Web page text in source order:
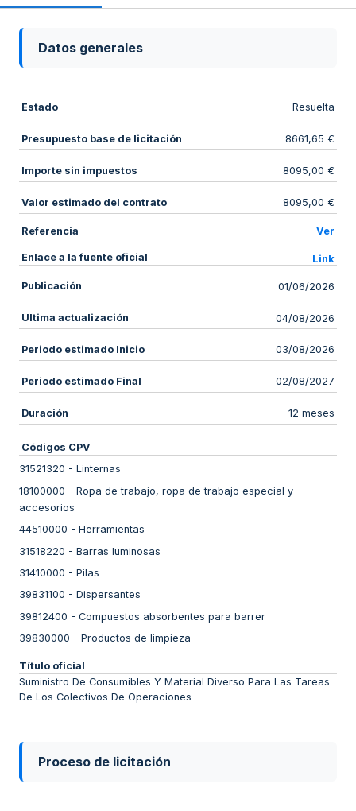
Datos generales
Estado Resuelta
Presupuesto base de licitación 8661,65 €
Importe sin impuestos 8095,00 €
Valor estimado del contrato 8095,00 €
Referencia Ver
Enlace a la fuente oficial Link
Publicación 01/06/2026
Ultima actualización 04/08/2026
Periodo estimado Inicio 03/08/2026
Periodo estimado Final 02/08/2027
Duración 12 meses
Códigos CPV
31521320 - Linternas
18100000 - Ropa de trabajo, ropa de trabajo especial y
accesorios
44510000 - Herramientas
31518220 - Barras luminosas
31410000 - Pilas
39831100 - Dispersantes
39812400 - Compuestos absorbentes para barrer
39830000 - Productos de limpieza
Título oficial
Suministro De Consumibles Y Material Diverso Para Las Tareas
De Los Colectivos De Operaciones
Proceso de licitación